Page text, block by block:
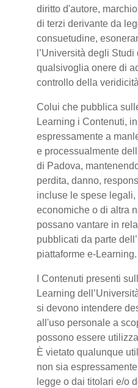
diritto d'autore,
di terzi derivante da
consuetudine,
l’Università degli
qualsivoglia onere di
controllo della
Colui che pubblica
Learning i Contenuti,
espressamente a
e processualmente
di Padova,
perdita, danno,
incluse le spese
economiche o di altra
possano vantare in
pubblicati da parte
piattaforme e-Learning.
I Contenuti presenti
Learning
si devono intendere
all'uso personale a
possono essere
È vietato qualunque
non sia
legge o dai titolari e/o